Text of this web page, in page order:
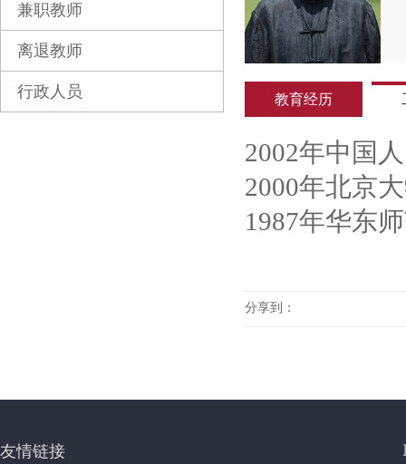
兼职教师
离退教师
行政人员 教育经历
2002年中国
2000年北京
1987年华东
分享到：
友情链接